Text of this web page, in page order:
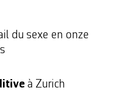
du sexe en onze
à Zurich